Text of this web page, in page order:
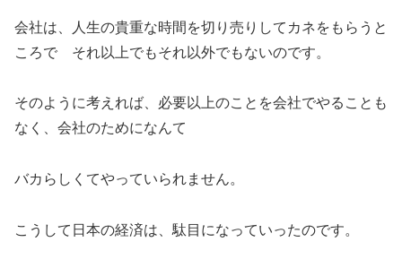
会社は、人生の貴重な時間を切り売りしてカネをもらうと
ころで それ以上でもそれ以外でもないのです。
そのように考えれば、必要以上のことを会社でやることも
なく、会社のためになんて
バカらしくてやっていられません。
こうして日本の経済は、駄目になっていったのです。